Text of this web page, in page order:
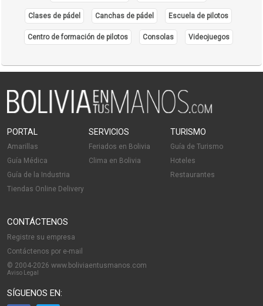
Clases de pádel Canchas de pádel Escuela de pilotos
Centro de formación de pilotos Consolas Videojuegos
PORTAL
Amarillas
Guía Médica
Guía de la Industria
Tiendas Online Delivery
SERVICIOS
Feriados en Bolivia
Clima en Bolivia
TURISMO
Guía de Turismo
Hoteles
Restaurantes
CONTÁCTENOS
Registre su empresa
Contáctenos por e-mail
© 2004-2026 www.boliviaentusmanos.com
Aviso Legal
SÍGUENOS EN: